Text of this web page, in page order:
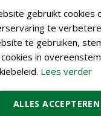
BSI
gebruikt cookies
te
te gebruiken,
in
Lees verder
ALLES ACCEPTEREN